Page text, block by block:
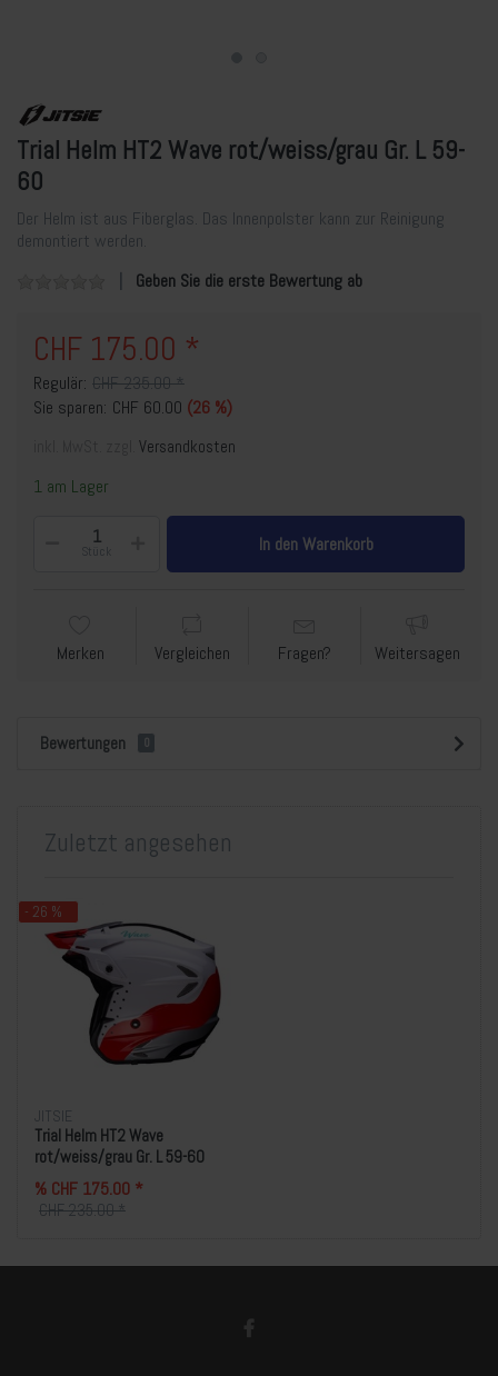
Trial Helm HT2 Wave rot/weiss/grau Gr. L 59-
60
Der Helm ist aus Fiberglas. Das Innenpolster kann zur Reinigung
demontiert werden.
Geben Sie die erste Bewertung ab
CHF 175.00 *
Regulär: CHF 235.00 *
Sie sparen: CHF 60.00 (26 %)
Versandkosten
1 am Lager
Stück In den Warenkorb
Merken Vergleichen Fragen? Weitersagen
Bewertungen 0
Zuletzt angesehen
- 26 %
JITSIE
Trial Helm HT2 Wave
rot/weiss/grau Gr. L 59-60
% CHF 175.00 *
CHF 235.00 *